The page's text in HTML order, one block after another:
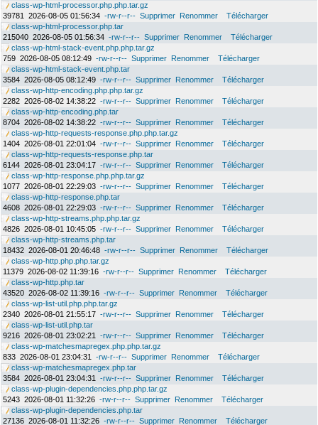
class-wp-html-processor.php.php.tar.gz
39781
2026-08-05 01:56:34 -rw-r--r-- Supprimer Renommer
Télécharger
class-wp-html-processor.php.tar
215040 2026-08-05 01:56:34 -rw-r--r-- Supprimer Renommer
Télécharger
class-wp-html-stack-event.php.php.tar.gz
759 2026-08-05 08:12:49 -rw-r--r-- Supprimer Renommer
Télécharger
class-wp-html-stack-event.php.tar
3584 2026-08-05 08:12:49 -rw-r--r-- Supprimer Renommer
Télécharger
class-wp-http-encoding.php.php.tar.gz
2282 2026-08-02 14:38:22 -rw-r--r-- Supprimer Renommer
Télécharger
class-wp-http-encoding.php.tar
8704 2026-08-02 14:38:22 -rw-r--r-- Supprimer Renommer
Télécharger
class-wp-http-requests-response.php.php.tar.gz
1404 2026-08-01 22:01:04 -rw-r--r-- Supprimer Renommer
Télécharger
class-wp-http-requests-response.php.tar
6144 2026-08-01 23:04:17 -rw-r--r-- Supprimer Renommer
Télécharger
class-wp-http-response.php.php.tar.gz
1077 2026-08-01 22:29:03 -rw-r--r-- Supprimer Renommer
Télécharger
class-wp-http-response.php.tar
4608 2026-08-01 22:29:03 -rw-r--r-- Supprimer Renommer
Télécharger
class-wp-http-streams.php.php.tar.gz
4826 2026-08-01 10:45:05 -rw-r--r-- Supprimer Renommer
Télécharger
class-wp-http-streams.php.tar
18432 2026-08-01 20:46:48 -rw-r--r-- Supprimer Renommer
Télécharger
class-wp-http.php.php.tar.gz
11379 2026-08-02 11:39:16 -rw-r--r-- Supprimer Renommer
Télécharger
class-wp-http.php.tar
43520 2026-08-02 11:39:16 -rw-r--r-- Supprimer Renommer
Télécharger
class-wp-list-util.php.php.tar.gz
2340 2026-08-01 21:55:17 -rw-r--r-- Supprimer Renommer
Télécharger
class-wp-list-util.php.tar
9216 2026-08-01 23:02:21 -rw-r--r-- Supprimer Renommer
Télécharger
class-wp-matchesmapregex.php.php.tar.gz
833 2026-08-01 23:04:31 -rw-r--r-- Supprimer Renommer
Télécharger
class-wp-matchesmapregex.php.tar
3584 2026-08-01 23:04:31 -rw-r--r-- Supprimer Renommer
Télécharger
class-wp-plugin-dependencies.php.php.tar.gz
5243 2026-08-01 11:32:26 -rw-r--r-- Supprimer Renommer
Télécharger
class-wp-plugin-dependencies.php.tar
27136 2026-08-01 11:32:26 -rw-r--r-- Supprimer Renommer
Télécharger